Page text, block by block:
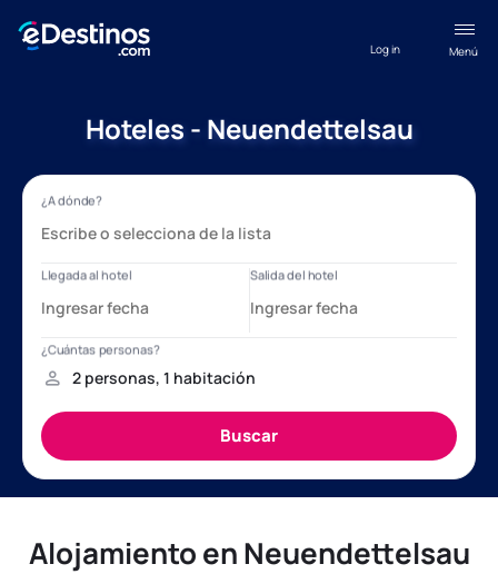
Menú
Log in
Hoteles - Neuendettelsau
Alojamiento en Neuendettelsau